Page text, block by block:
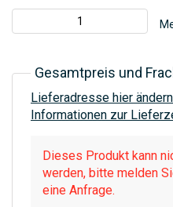
Gesamtpreis und
Lieferadresse hier
Informationen zur
Dieses Produkt kann
werden, bitte melden
eine Anfrage.